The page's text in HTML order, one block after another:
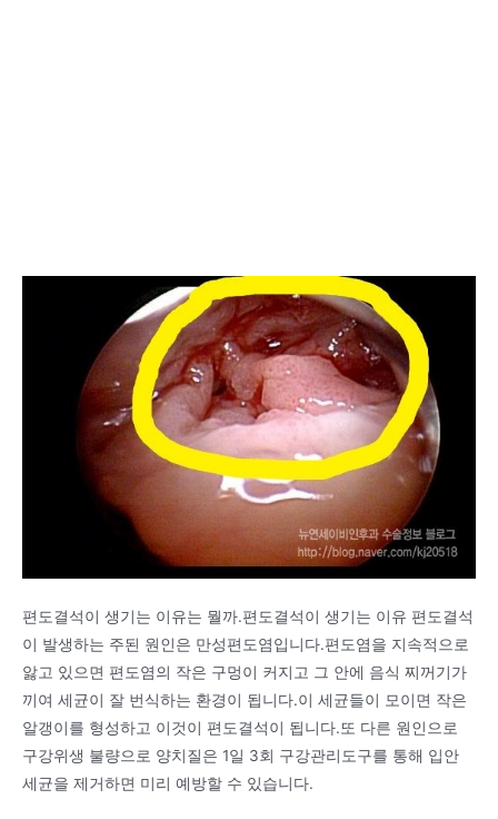
편도결석이 생기는 이유는 뭘까.편도결석이 생기는 이유 편도결석
이 발생하는 주된 원인은 만성편도염입니다.편도염을 지속적으로
앓고 있으면 편도염의 작은 구멍이 커지고 그 안에 음식 찌꺼기가
끼여 세균이 잘 번식하는 환경이 됩니다.이 세균들이 모이면 작은
알갱이를 형성하고 이것이 편도결석이 됩니다.또 다른 원인으로
구강위생 불량으로 양치질은 1일 3회 구강관리도구를 통해 입안
세균을 제거하면 미리 예방할 수 있습니다.